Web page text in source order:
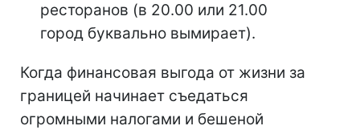
ресторанов (в 20.00 или 21.00
город буквально вымирает).
Когда финансовая выгода от жизни за
границей начинает съедаться
огромными налогами и бешеной